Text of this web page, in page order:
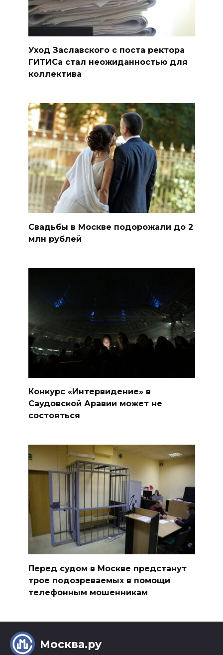
Уход Заславского с поста ректора
ГИТИСа стал неожиданностью для
коллектива
Свадьбы в Москве подорожали до 2
млн рублей
Конкурс «Интервидение» в
Саудовской Аравии может не
состояться
Перед судом в Москве предстанут
трое подозреваемых в помощи
телефонным мошенникам
Москва.ру